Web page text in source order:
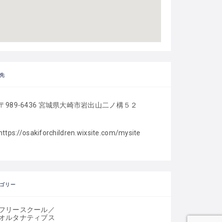
989-6436 宮城県大崎市岩出山二ノ構５２
osakiforchildren.wixsite.com/mysite
リー
リースクール／
ルタナティブス